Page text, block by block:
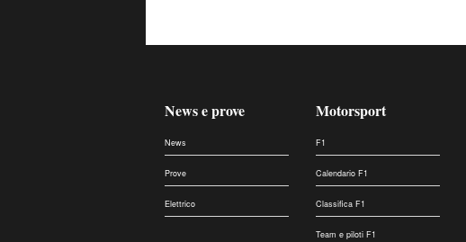
News e prove
News
Prove
Elettrico
Motorsport
F1
Calendario F1
Classifica F1
Team e piloti F1